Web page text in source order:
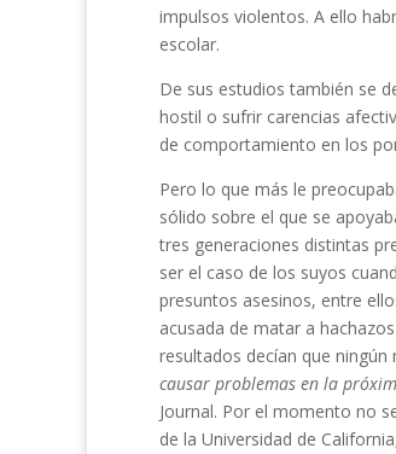
impulsos violentos. A ello
escolar.
De sus estudios también se
hostil o sufrir carencias
de comportamiento en los
Pero lo que más le
sólido sobre el que se
tres generaciones distintas
ser el caso de los suyos
presuntos asesinos, entre
acusada de matar a
resultados decían que
causar problemas en la
Journal. Por el momento no
de la Universidad de